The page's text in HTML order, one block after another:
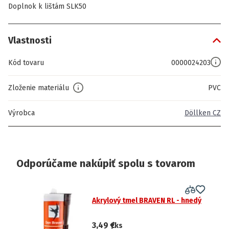
Doplnok k lištám SLK50
Vlastnosti
Kód tovaru 0000024203
Zloženie materiálu PVC
Výrobca Döllken CZ
Odporúčame nakúpiť spolu s tovarom
Akrylový tmel BRAVEN RL - hnedý
3,49 €/ks